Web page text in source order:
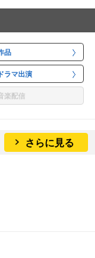
品
ドラマ出演
楽配信
さらに見る